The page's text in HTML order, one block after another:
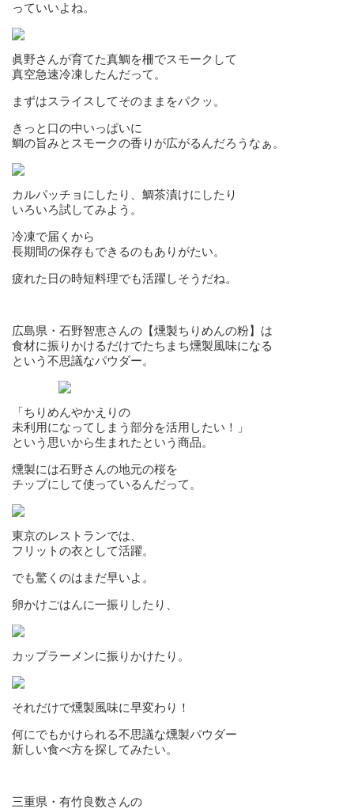
っていいよね。
眞野さんが育てた真鯛を柵でスモークして
真空急速冷凍したんだって。
まずはスライスしてそのままをパクッ。
きっと口の中いっぱいに
鯛の旨みとスモークの香りが広がるんだろうなぁ。
カルパッチョにしたり、鯛茶漬けにしたり
いろいろ試してみよう。
冷凍で届くから
長期間の保存もできるのもありがたい。
疲れた日の時短料理でも活躍しそうだね。
広島県・石野智恵さんの【燻製ちりめんの粉】は
食材に振りかけるだけでたちまち燻製風味になる
という不思議なパウダー。
「ちりめんやかえりの
未利用になってしまう部分を活用したい！」
という思いから生まれたという商品。
燻製には石野さんの地元の桜を
チップにして使っているんだって。
東京のレストランでは、
フリットの衣として活躍。
でも驚くのはまだ早いよ。
卵かけごはんに一振りしたり、
カップラーメンに振りかけたり。
それだけで燻製風味に早変わり！
何にでもかけられる不思議な燻製パウダー
新しい食べ方を探してみたい。
三重県・有竹良数さんの